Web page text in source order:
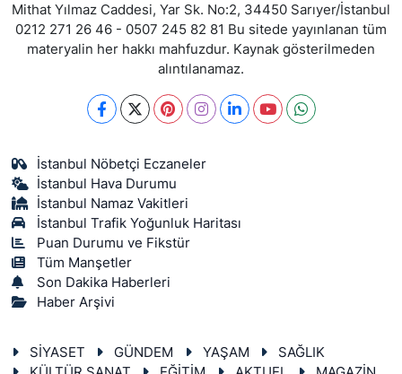
Mithat Yılmaz Caddesi, Yar Sk. No:2, 34450 Sarıyer/İstanbul
0212 271 26 46 - 0507 245 82 81 Bu sitede yayınlanan tüm
materyalin her hakkı mahfuzdur. Kaynak gösterilmeden
alıntılanamaz.
İstanbul Nöbetçi Eczaneler
İstanbul Hava Durumu
İstanbul Namaz Vakitleri
İstanbul Trafik Yoğunluk Haritası
Puan Durumu ve Fikstür
Tüm Manşetler
Son Dakika Haberleri
Haber Arşivi
SİYASET GÜNDEM YAŞAM
SAĞLIK